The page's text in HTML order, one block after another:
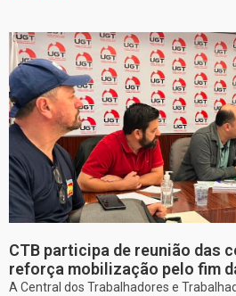
CTB participa de reunião das
reforça mobilização pelo fim
A Central dos Trabalhadores e